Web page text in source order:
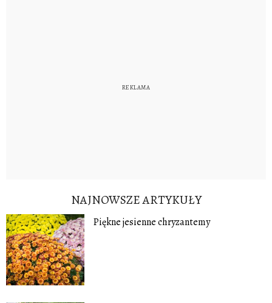
NAJNOWSZE ARTYKUŁY
Piękne jesienne chryzantemy